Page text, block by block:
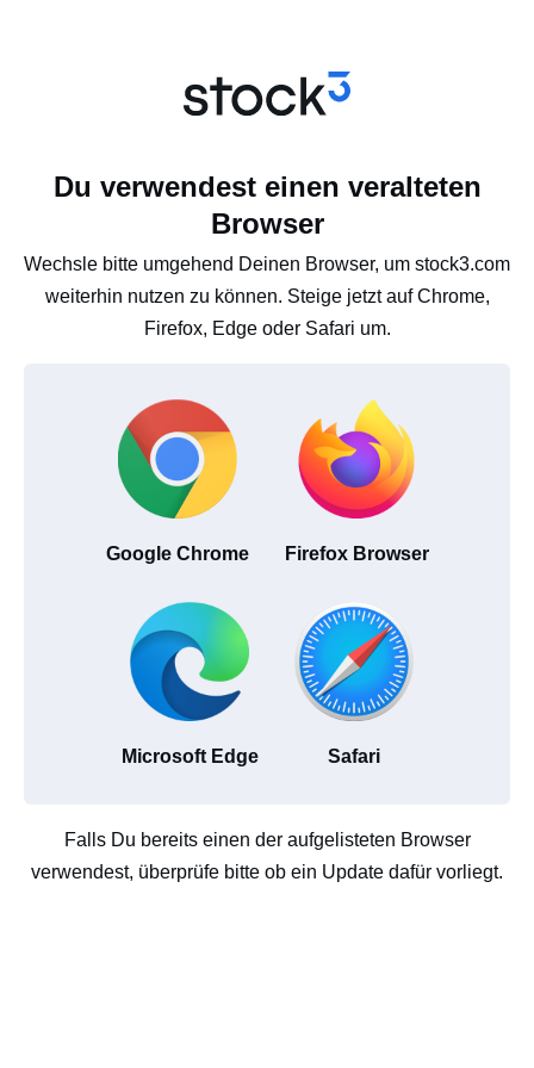
Du verwendest einen veralteten
Browser
Wechsle bitte umgehend Deinen Browser, um stock3.com
weiterhin nutzen zu können. Steige jetzt auf Chrome,
Firefox, Edge oder Safari um.
Google Chrome Firefox Browser
Microsoft Edge Safari
Falls Du bereits einen der aufgelisteten Browser
verwendest, überprüfe bitte ob ein Update dafür vorliegt.